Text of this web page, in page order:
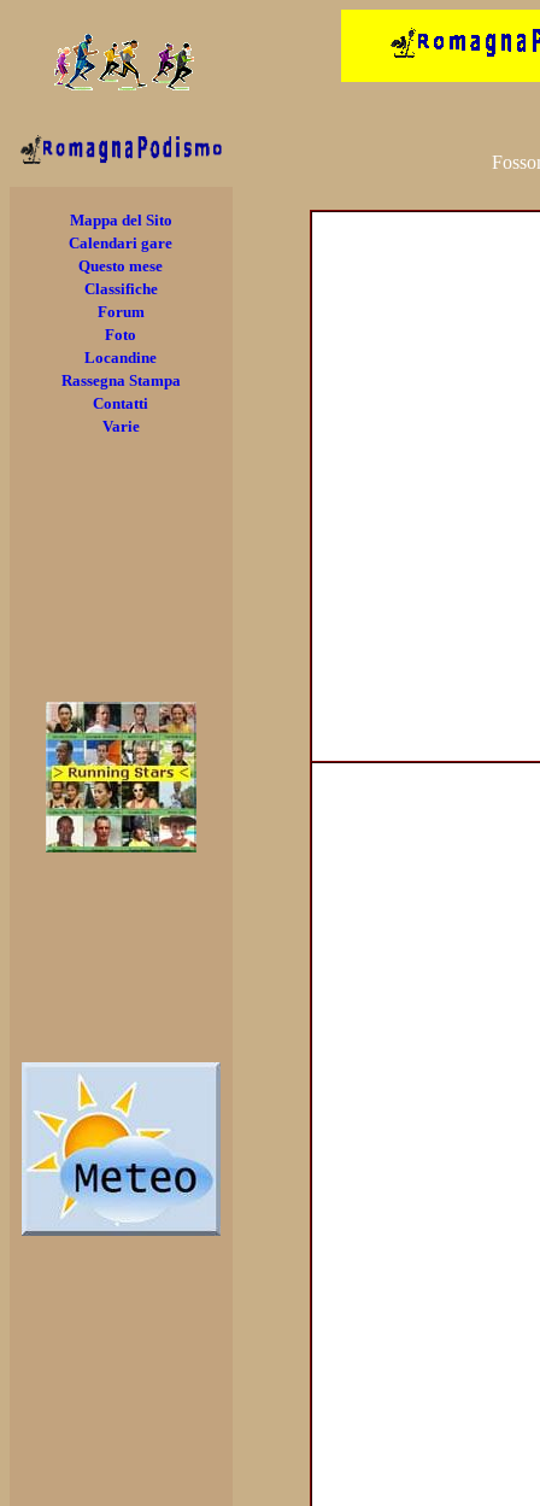
Mappa del Sito
Calendari gare
Questo mese
Classifiche
Forum
Foto
Locandine
Rassegna Stampa
Contatti
Varie